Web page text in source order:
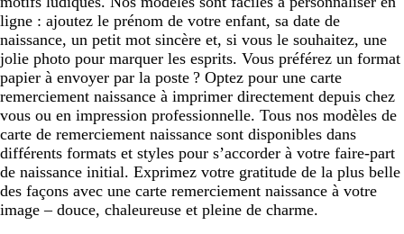
ligne : ajoutez le prénom de votre enfant, sa date de
naissance, un petit mot sincère et, si vous le souhaitez, une
jolie photo pour marquer les esprits. Vous préférez un format
papier à envoyer par la poste ? Optez pour une carte
remerciement naissance à imprimer directement depuis chez
vous ou en impression professionnelle. Tous nos modèles de
carte de remerciement naissance sont disponibles dans
différents formats et styles pour s’accorder à votre faire-part
de naissance initial. Exprimez votre gratitude de la plus belle
des façons avec une carte remerciement naissance à votre
image – douce, chaleureuse et pleine de charme.